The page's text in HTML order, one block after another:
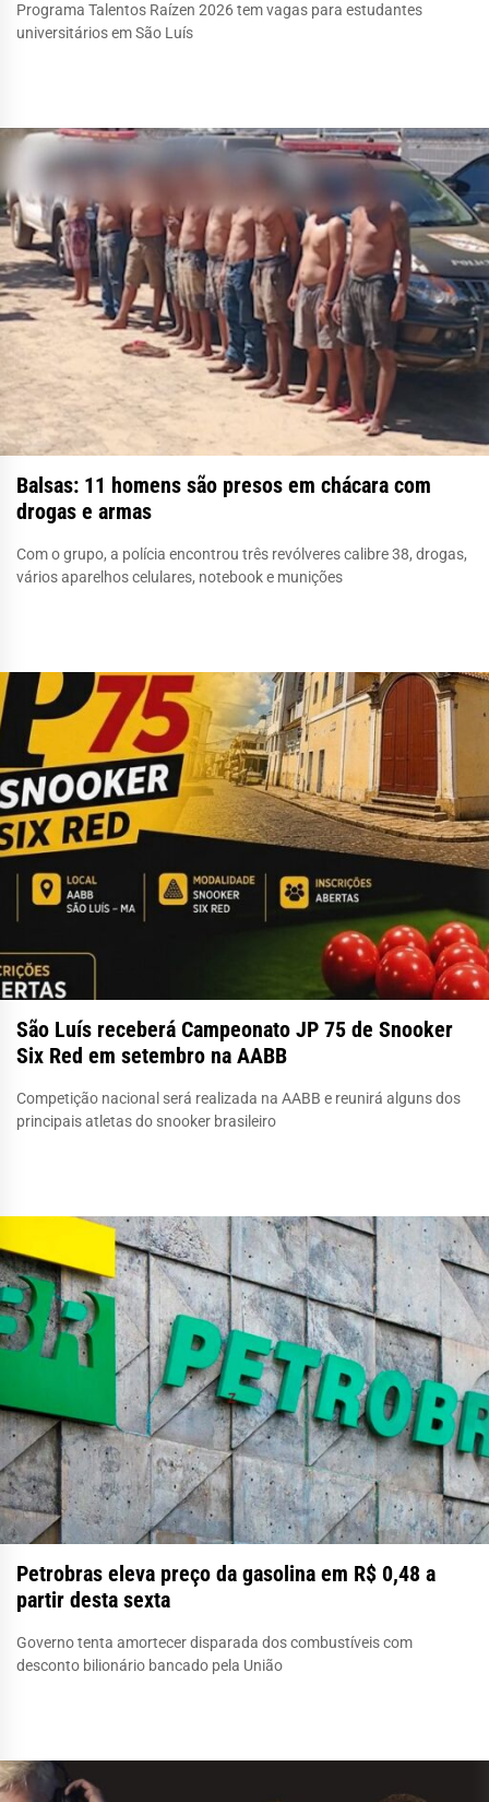
Programa Talentos Raízen 2026 tem vagas para estudantes
universitários em São Luís
Balsas: 11 homens são presos em chácara com
drogas e armas
Com o grupo, a polícia encontrou três revólveres calibre 38, drogas,
vários aparelhos celulares, notebook e munições
São Luís receberá Campeonato JP 75 de Snooker
Six Red em setembro na AABB
Competição nacional será realizada na AABB e reunirá alguns dos
principais atletas do snooker brasileiro
Petrobras eleva preço da gasolina em R$ 0,48 a
partir desta sexta
Governo tenta amortecer disparada dos combustíveis com
desconto bilionário bancado pela União